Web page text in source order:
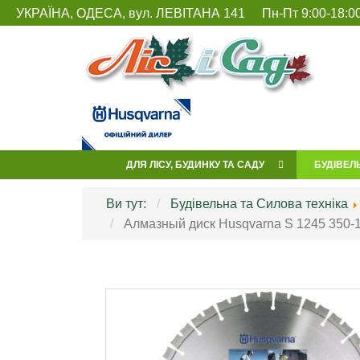
УКРАЇНА, ОДЕСА, вул. ЛЕВІТАНА 141 Пн-Пт 9:00-
ДЛЯ ЛІСУ, БУДИНКУ ТА САДУ
Ви тут: Будівельна та Силова техніка
Алмазный диск Husqvarna S 1245 350-